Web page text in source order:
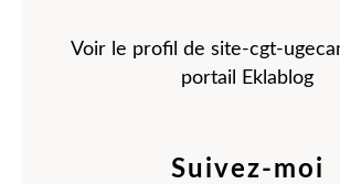
Suivez-moi
Voir le profil de site-cgt-
portail Eklablog